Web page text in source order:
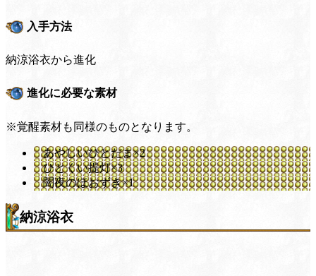
入手方法
納涼浴衣から進化
進化に必要な素材
※覚醒素材も同様のものとなります。
あやしいひとだま×2
ひとくい提灯×3
闇夜のほおずき×1
納涼浴衣